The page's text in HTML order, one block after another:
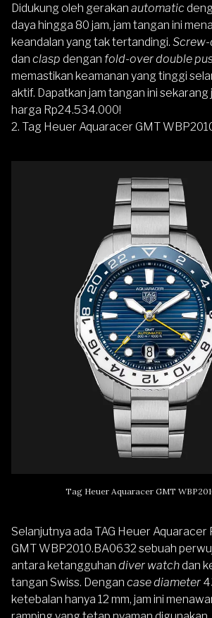
Didukung oleh gerakan automatic
daya hingga 80 jam, jam tangan ini
keandalan yang tak tertandingi.
dan clasp dengan fold-over double
memastikan keamanan yang tinggi
aktif. Dapatkan jam tangan ini sekarang
harga Rp24.534.000!
2. Tag Heuer Aquaracer GMT
Tag Heuer Aquaracer GMT
Selanjutnya ada TAG Heuer
GMT WBP2010.BA0632 sebuah
antara ketangguhan diver watchdan
tangan Swiss. Dengan case diameter
ketebalan hanya 12 mm, jam ini